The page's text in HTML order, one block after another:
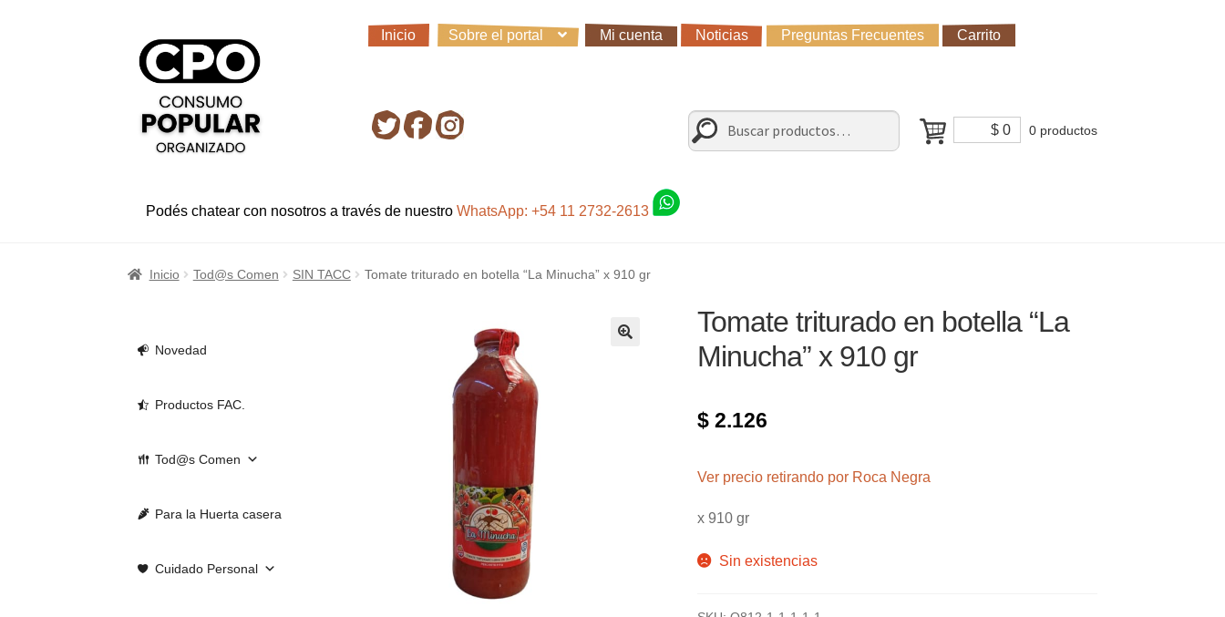
navegación
al
contenido
Inicio Sobre el portal Mi cuenta Noticias Preguntas Frecuentes Carrito
Retirando en Roca Negra Sugerencias y consultas Cómo Comprar?
$0 0 productos
Buscar
por:
Buscar
Podés chatear con nosotros a través de nuestroWhatsApp: +54 11 2732-2613
Inicio Tod@s Comen SIN TACC Tomate triturado en botella “La Minucha” x 910 gr
Tomate triturado en botella “La
Minucha” x 910 gr
$2.126
Ver precio retirando por Roca Negra
x 910 gr
Sin existencias
Novedad
Productos FAC.
Tod@s Comen
Para la Huerta casera
Cuidado Personal